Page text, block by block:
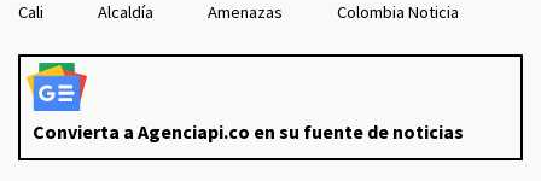
Cali Alcaldía Amenazas Colombia Noticia
Convierta a Agenciapi.co en su fuente de noticias